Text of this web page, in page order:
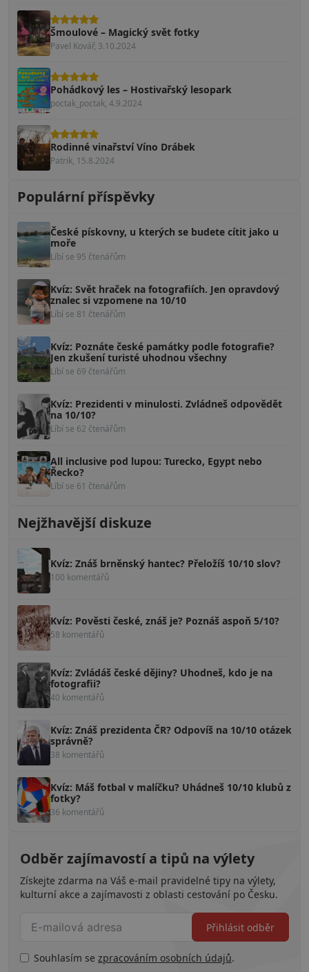
Šmoulové – Magický svět fotky
Pavel Kovář, 3.10.2024
Pohádkový les – Hostivařský lesopark
poctak_poctak, 4.9.2024
Rodinné vinařství Víno Drábek
Patrik, 15.8.2024
Populární příspěvky
České pískovny, u kterých se budete cítit jako u
moře
Líbí se 95 čtenářům
Kvíz: Svět hraček na fotografiích. Jen opravdový
znalec si vzpomene na 10/10
Líbí se 81 čtenářům
Kvíz: Poznáte české památky podle fotografie?
Jen zkušení turisté uhodnou všechny
Líbí se 69 čtenářům
Kvíz: Prezidenti v minulosti. Zvládneš odpovědět
na 10/10?
Líbí se 62 čtenářům
All inclusive pod lupou: Turecko, Egypt nebo
Řecko?
Líbí se 61 čtenářům
Nejžhavější diskuze
Kvíz: Znáš brněnský hantec? Přeložíš 10/10 slov?
100 komentářů
Kvíz: Pověsti české, znáš je? Poznáš aspoň 5/10?
58 komentářů
Kvíz: Zvládáš české dějiny? Uhodneš, kdo je na
fotografii?
40 komentářů
Kvíz: Znáš prezidenta ČR? Odpovíš na 10/10 otázek
správně?
38 komentářů
Kvíz: Máš fotbal v malíčku? Uhádneš 10/10 klubů z
fotky?
36 komentářů
Odběr zajímavostí a tipů na výlety
Získejte zdarma na Váš e-mail pravidelné tipy na výlety,
kulturní akce a zajímavosti z oblasti cestování po Česku.
Souhlasím se zpracováním osobních údajů.
Přihlásit odběr